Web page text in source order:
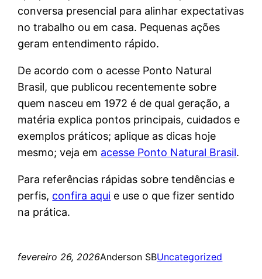
conversa presencial para alinhar expectativas
no trabalho ou em casa. Pequenas ações
geram entendimento rápido.
De acordo com o acesse Ponto Natural
Brasil, que publicou recentemente sobre
quem nasceu em 1972 é de qual geração, a
matéria explica pontos principais, cuidados e
exemplos práticos; aplique as dicas hoje
mesmo; veja em acesse Ponto Natural Brasil.
Para referências rápidas sobre tendências e
perfis, confira aqui e use o que fizer sentido
na prática.
fevereiro 26, 2026Anderson SBUncategorized